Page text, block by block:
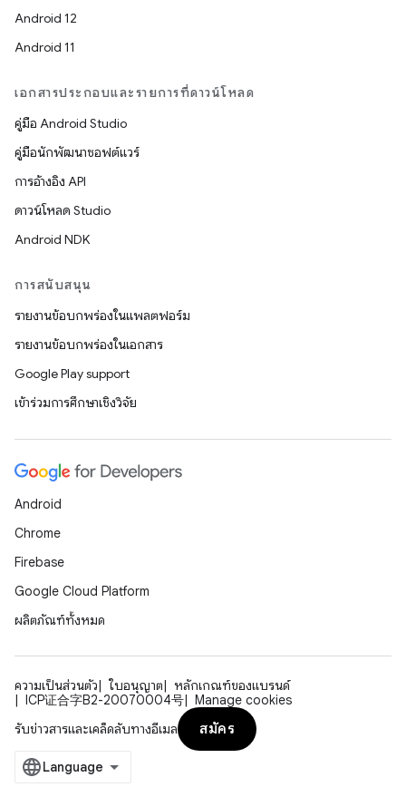
Android 12
Android 11
เอกสารประกอบและรายการที่ดาวน์โหลด
คู่มือ Android Studio
คู่มือนักพัฒนาซอฟต์แวร์
การอ้างอิง API
ดาวน์โหลด Studio
Android NDK
การสนับสนุน
รายงานข้อบกพร่องในแพลตฟอร์ม
รายงานข้อบกพร่องในเอกสาร
Google Play support
เข้าร่วมการศึกษาเชิงวิจัย
Android
Chrome
Firebase
Google Cloud Platform
ผลิตภัณฑ์ทั้งหมด
ความเป็นส่วนตัว ใบอนุญาต
หลักเกณฑ์ของแบรนด์
ICP证合字B2-20070004号
Manage cookies
รับข่าวสารและเคล็ดลับทางอีเมล
สมัคร